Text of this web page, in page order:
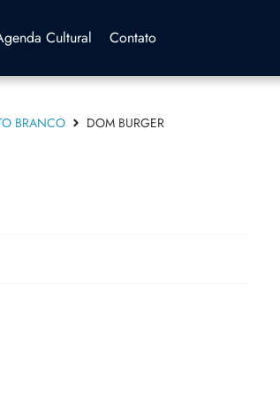
Cultural Contato
BRANCO DOM BURGER